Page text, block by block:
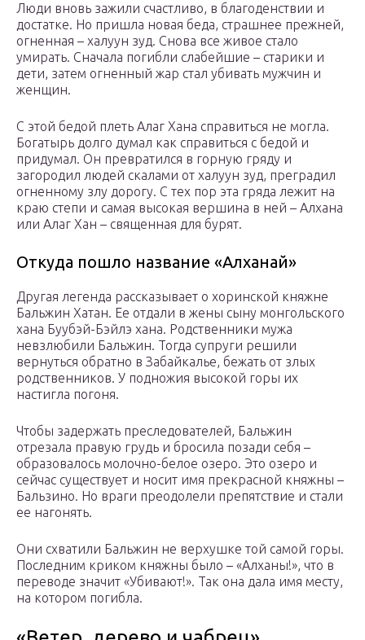
Люди вновь зажили счастливо, в благоденствии и
достатке. Но пришла новая беда, страшнее прежней,
огненная – халуун зуд. Снова все живое стало
умирать. Сначала погибли слабейшие – старики и
дети, затем огненный жар стал убивать мужчин и
женщин.
С этой бедой плеть Алаг Хана справиться не могла.
Богатырь долго думал как справиться с бедой и
придумал. Он превратился в горную гряду и
загородил людей скалами от халуун зуд, преградил
огненному злу дорогу. С тех пор эта гряда лежит на
краю степи и самая высокая вершина в ней – Алхана
или Алаг Хан – священная для бурят.
Откуда пошло название «Алханай»
Другая легенда рассказывает о хоринской княжне
Бальжин Хатан. Ее отдали в жены сыну монгольского
хана Буубэй-Бэйлэ хана. Родственники мужа
невзлюбили Бальжин. Тогда супруги решили
вернуться обратно в Забайкалье, бежать от злых
родственников. У подножия высокой горы их
настигла погоня.
Чтобы задержать преследователей, Бальжин
отрезала правую грудь и бросила позади себя –
образовалось молочно-белое озеро. Это озеро и
сейчас существует и носит имя прекрасной княжны –
Бальзино. Но враги преодолели препятствие и стали
ее нагонять.
Они схватили Бальжин не верхушке той самой горы.
Последним криком княжны было – «Алханы!», что в
переводе значит «Убивают!». Так она дала имя месту,
на котором погибла.